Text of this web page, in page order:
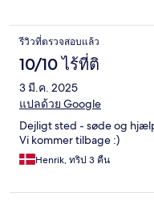
รีวิวที่ตรวจสอบแล้ว
10/10 ไร้ที่ติ
3 มี.ค. 2025
แปลด้วย Google
Dejligt sted - søde og
Vi kommer tilbage :)
Henrik, ทริป 3 คืน